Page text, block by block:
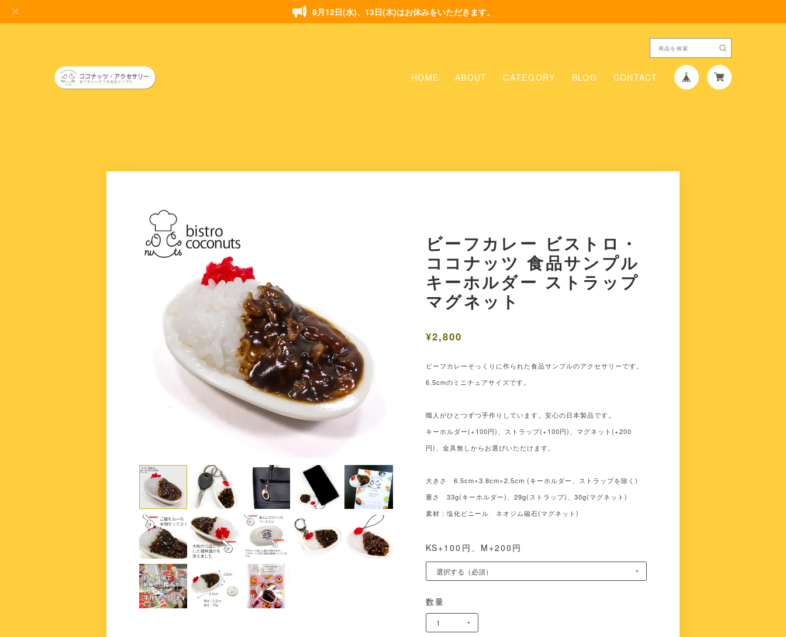
8月12日(水)、13日(木)はお休みをいただきます。
HOME ABOUT CATEGORY BLOG CONTACT
ビーフカレー ビストロ・
ココナッツ 食品サンプル
キーホルダー ストラップ
マグネット
¥2,800
ビーフカレーそっくりに作られた食品サンプルのアクセサリーです。
6.5cmのミニチュアサイズです。
職人がひとつずつ手作りしています。安心の日本製品です。
キーホルダー(+100円)、ストラップ(+100円)、マグネット(+200
円)、金具無しからお選びいただけます。
大きさ 6.5cm×3.8cm×2.5cm (キーホルダー、ストラップを除く)
重さ 33g(キーホルダー)、29g(ストラップ)、30g(マグネット)
素材 : 塩化ビニール ネオジム磁石(マグネット)
KS+100円、M+200円
数量